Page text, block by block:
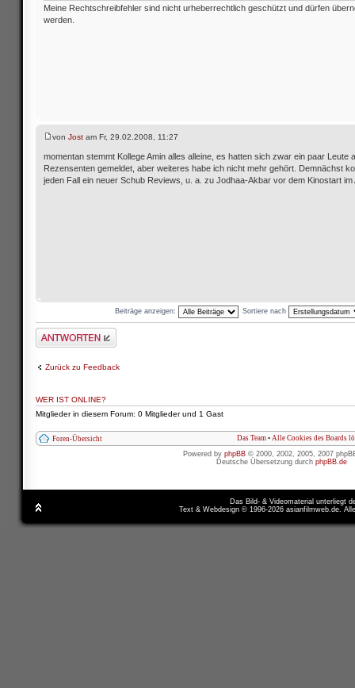
Meine Rechtschreibfehler sind nicht urheberrechtlich geschützt und dürfen
werden.
von Jost am Fr, 29.02.2008, 11:27
momentan stemmt Kollege Amin alles alleine, es hatten sich zwar ein paar Leute
Rezensenten gemeldet, aber weiteres habe ich nicht mehr gehört. Demnächst
jeden Fall ein neuer Schub Reviews, u. a. zu Jodhaa-Akbar vor dem Kinostart im
Beiträge anzeigen: Sortiere nach
Antwort schreiben
Zurück zu Feedback
WER IST ONLINE?
Mitglieder in diesem Forum: 0 Mitglieder und 1 Gast
Foren-Übersicht Das Team • Alle Cookies des Boards
Powered by phpBB © 2000, 2002, 2005, 2007
Deutsche Übersetzung durch phpBB.de
Das Bild- & Videomaterial unterliegt
Text & Webdesign © 1996-2026 asianfilmweb.de.